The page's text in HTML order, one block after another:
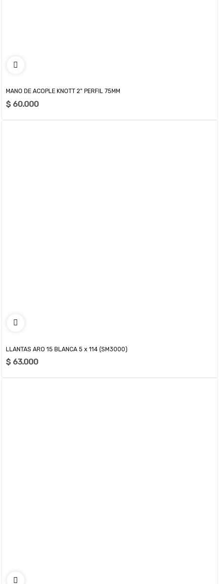
MANO DE ACOPLE KNOTT 2" PERFIL 75MM
$ 60.000
LLANTAS ARO 15 BLANCA 5 x 114 (SM3000)
$ 63.000